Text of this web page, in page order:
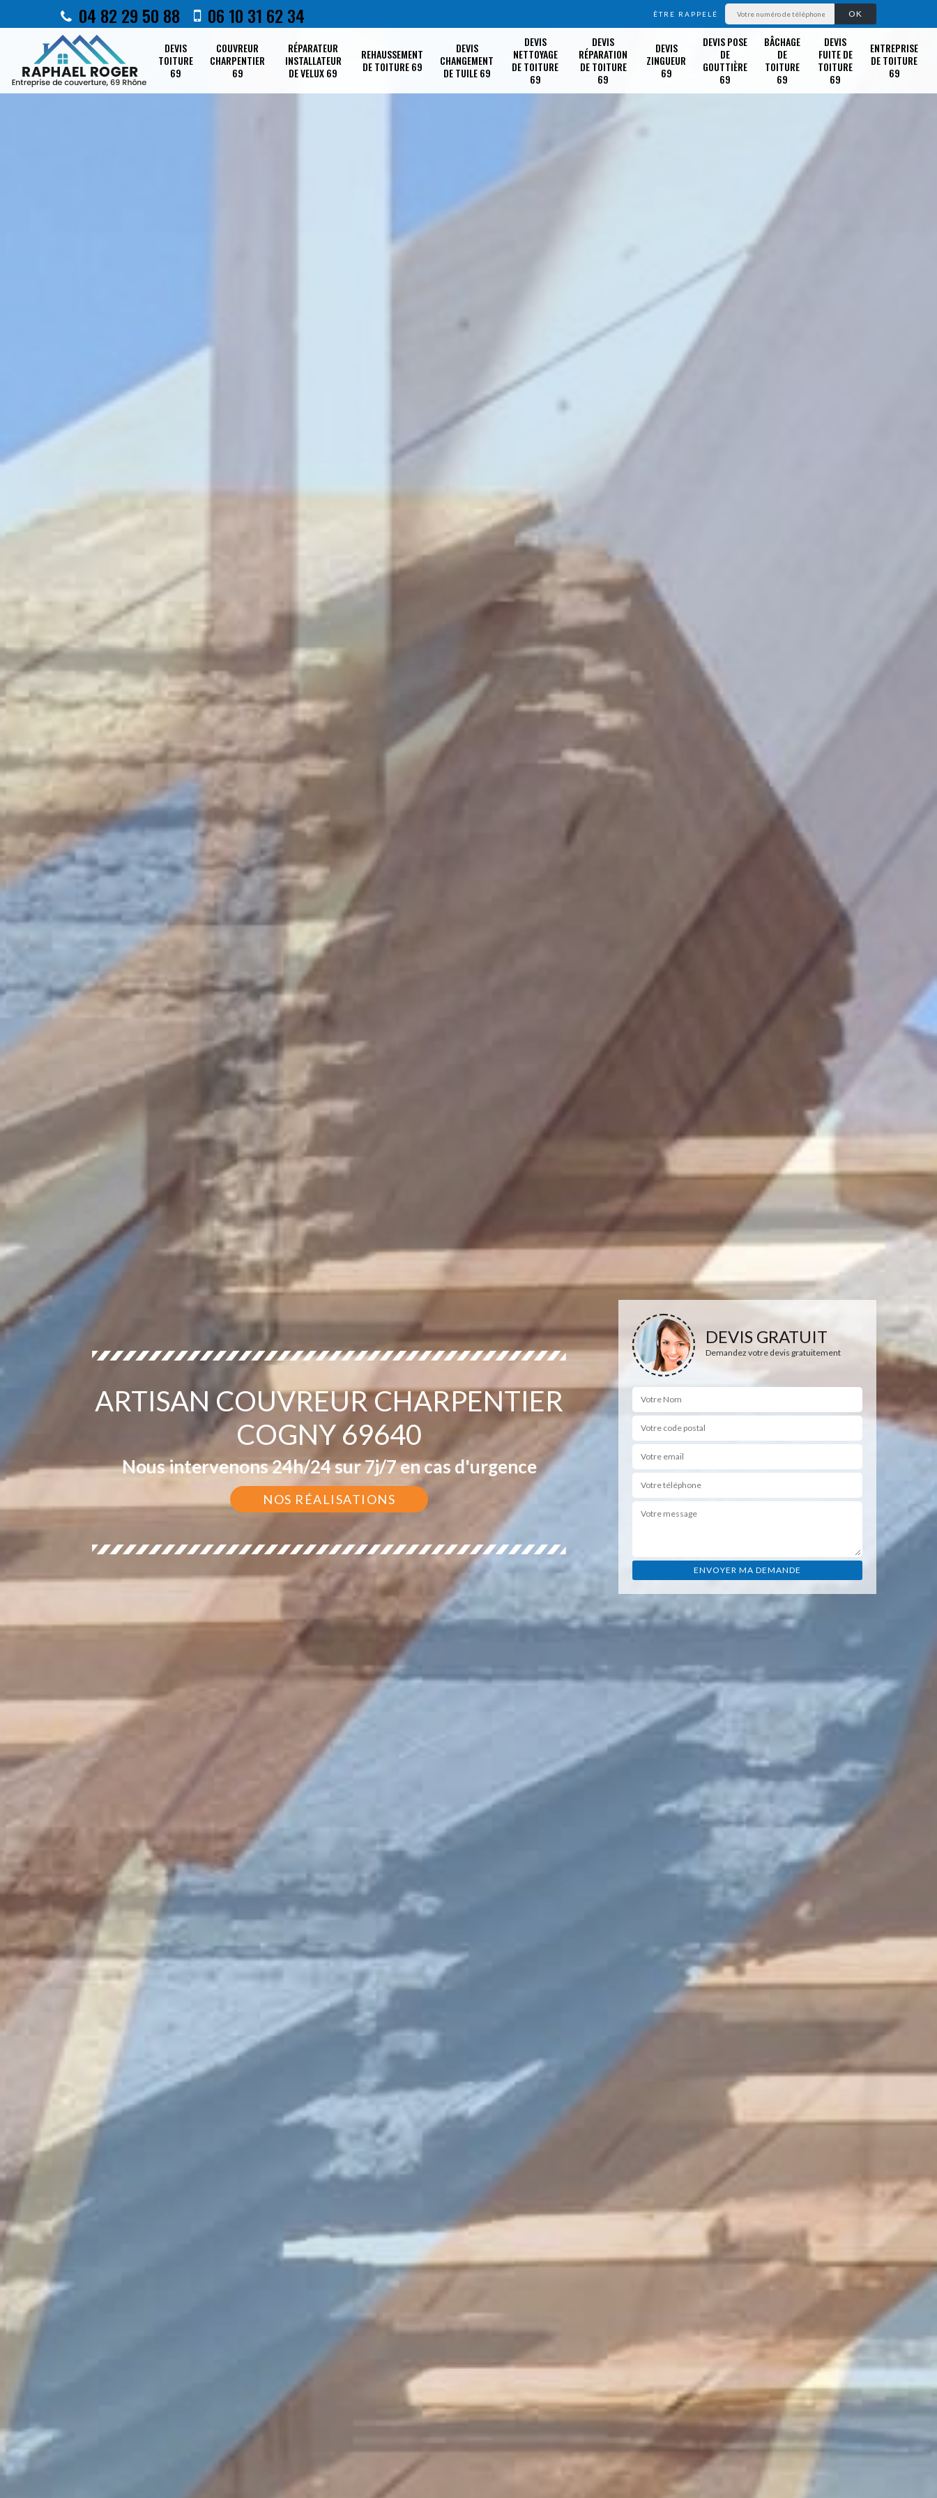
04 82 29 50 88 06 10 31 62 34 ÊTRE RAPPELÉ
DEVIS
TOITURE
69
COUVREUR
CHARPENTIER
69
RÉPARATEUR
INSTALLATEUR
DE VELUX 69
REHAUSSEMENT
DE TOITURE 69
DEVIS
CHANGEMENT
DE TUILE 69
DEVIS
NETTOYAGE
DE TOITURE
69
DEVIS
RÉPARATION
DE TOITURE
69
DEVIS
ZINGUEUR
69
DEVIS POSE
DE
GOUTTIÈRE
69
BÂCHAGE
DE
TOITURE
69
DEVIS
FUITE DE
TOITURE
69
ENTREPRISE
DE TOITURE
69
ARTISAN COUVREUR CHARPENTIER
COGNY 69640
Nous intervenons 24h/24 sur 7j/7 en cas d'urgence
NOS RÉALISATIONS
DEVIS GRATUIT
Demandez votre devis gratuitement